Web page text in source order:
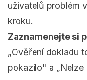
uživatelů problém
kroku.
Zaznamenejte si
„Ověření dokladu
pokazilo" a